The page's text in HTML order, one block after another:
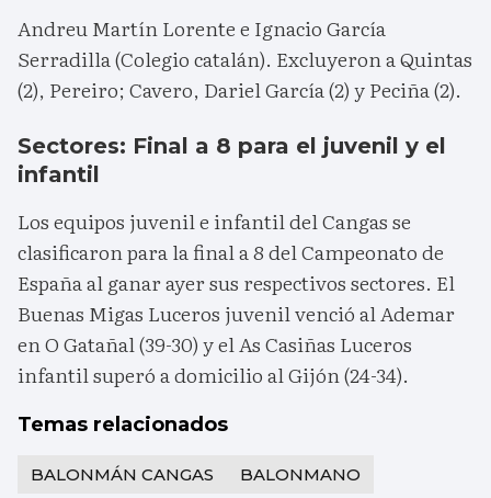
Andreu Martín Lorente e Ignacio García
Serradilla (Colegio catalán). Excluyeron a Quintas
(2), Pereiro; Cavero, Dariel García (2) y Peciña (2).
Sectores: Final a 8 para el juvenil y el
infantil
Los equipos juvenil e infantil del Cangas se
clasificaron para la final a 8 del Campeonato de
España al ganar ayer sus respectivos sectores. El
Buenas Migas Luceros juvenil venció al Ademar
en O Gatañal (39-30) y el As Casiñas Luceros
infantil superó a domicilio al Gijón (24-34).
Temas relacionados
BALONMÁN CANGAS BALONMANO